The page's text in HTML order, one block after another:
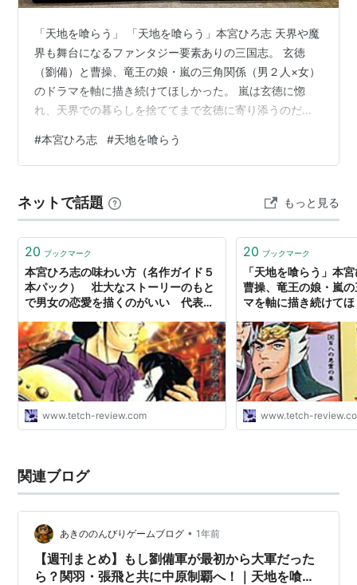
呂布がなぜか南蛮の生まれの設定で、いでたちも外国人
っぽくなっている。
オリジナルキャラとして、爆弾使いの火虎などがいる。
天地を喰らう（ファミコン用ソフト・カプコン・ＲＰ
天地を喰らう２ 諸葛孔明伝（ファミコン用ソフト・カ
プコン・ＲＰＧ）
天地を喰らう 三国志群雄伝（スーパーファミコン用ソ
フト・カプコン）
天地を喰らう（ゲームボーイ用ソフト）
天地を喰らう（アーケード用・カプコン・アクション）
天地を喰らう２ 赤壁の戦い（アーケード用・カプコ
天地を喰らう２では最終ステージクリア後に曹操をどう
するかでエンディング分岐する。
このキーワードは
追記などをして下さるユーザーを求めています。
「天地を喰らう」 「天地を喰らう」本宮ひろ志 天界や魔
界も舞台になるファンタジー要素ありの三国志。 玄徳
（劉備）と曹操、竜王の娘・嵐の三角関係（男２人×女）
のドラマを軸に描き続けてほしかった。 嵐は玄徳に惚
れ、天界での暮らしを捨ててまで玄徳に寄り添うのだけ
かれてから、心が揺れる。 ここが見どころ。 いずれ、玄
徳と曹操はライバルとして対決することになる。 その時
ろ志傑作選-天地を喰らう- 全4巻 完結(文庫版) [マーケッ
トプレイス コミックセット] 作者:本宮 ひろ志 集英社
Amazo…
#本宮ひろ志 #天地を喰らう
ネットで話題 もっと見る
20 ブックマーク
本宮ひろ志の味わい方（名作ガイド５
本パック） 壮大なストーリーのもと
で男女の恋愛を描くのがいい 代表格
は三角関係の結末が読みたかった - て
っちレビュー
www.tetch-review.com
20 ブックマーク
「天地を喰らう」本
曹操、竜王の娘・嵐
マを軸に描き続けて
- てっちレビュー
www.tetch-
関連ブログ
あきののんびりゲームブログ • 1年前
【週刊まとめ】もし劉備軍が最初から大軍だった
ら？関羽・張飛と共に中原制覇へ！｜天地を喰ら